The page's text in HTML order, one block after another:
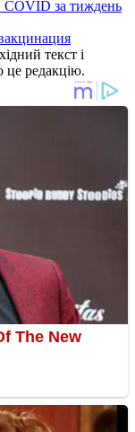
COVID за тиждень
текст і
це редакцію.